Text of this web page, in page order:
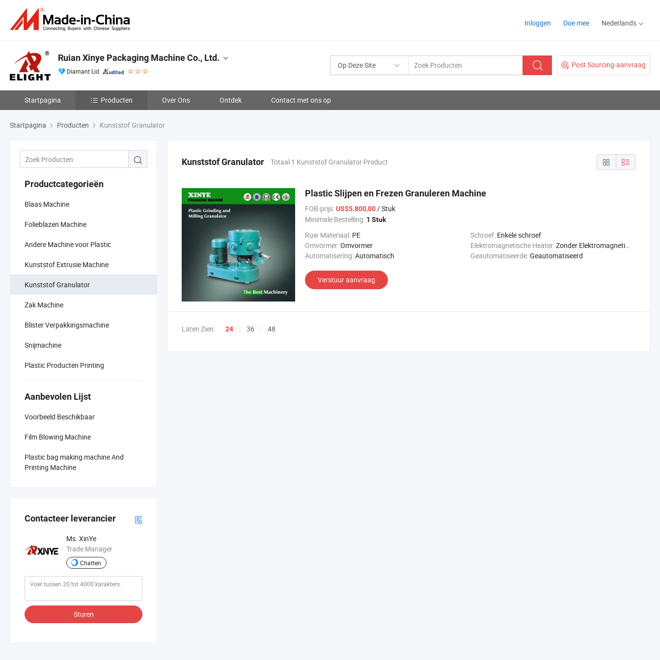
Inloggen Doe mee Nederlands
Op Deze Site Post Sourcing-aanvraag
Ruian Xinye Packaging Machine Co., Ltd.
Diamant Lid
Startpagina Producten Over Ons Ontdek Contact met ons op
Startpagina Producten Kunststof Granulator
Productcategorieën
Blaas Machine
Folieblazen Machine
Andere Machine voor Plastic
Kunststof Extrusie Machine
Kunststof Granulator
Zak Machine
Blister Verpakkingsmachine
Snijmachine
Plastic Producten Printing
Aanbevolen Lijst
Voorbeeld Beschikbaar
Film Blowing Machine
Plastic bag making machine And
Printing Machine
Contacteer leverancier
Ms. XinYe
Trade Manager
Chatten
Sturen
Kunststof Granulator Totaal 1 Kunststof Granulator Product
Plastic Slijpen en Frezen Granuleren Machine
FOB-prijs:US$5.800,00/ Stuk
Minimale Bestelling: 1 Stuk
Ruw Materiaal: PE Schroef: Enkele schroef
Omvormer:Omvormer Elektromagnetische Heater:Zonder Elektromagnetische Heater
Automatisering:Automatisch Geautomatiseerde:Geautomatiseerd
Verstuur aanvraag
Laten Zien: 24 36 48